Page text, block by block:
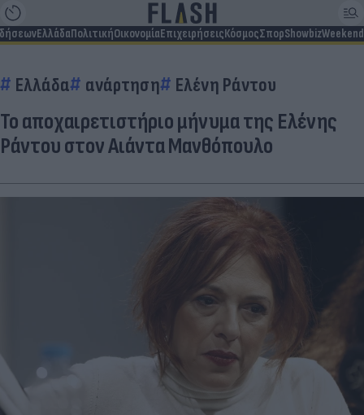
ΕλλάδαΠολιτικήΟικονομίαΕπιχειρήσειςΚόσμοςΣπορShowbizWeekend
Ελλάδα ανάρτηση Ελένη Ράντου
Το αποχαιρετιστήριο μήνυμα της Ελένης
Ράντου στον Αιάντα Μανθόπουλο